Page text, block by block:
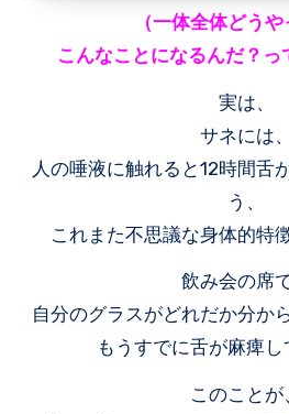
（一体全体どうや
こんなことになるんだ？っ
実は、
サネには、
人の唾液に触れると12時間舌
う、
これまた不思議な身体的特
飲み会の席で
自分のグラスがどれだか分か
もうすでに舌が麻痺し
このことが